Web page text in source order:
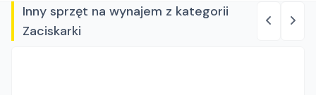
Inny sprzęt na wynajem z kategorii
Zaciskarki